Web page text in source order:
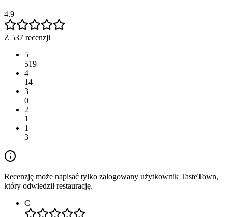
4.9
Z 537 recenzji
5
519
4
14
3
0
2
1
1
3
Recenzję może napisać tylko zalogowany użytkownik TasteTown,
który odwiedził restaurację.
C